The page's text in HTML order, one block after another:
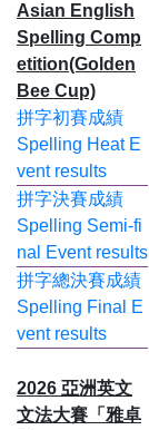
Asian English
Spelling Comp
etition(Golden
Bee Cup)
拼字初賽成績
Spelling Heat E
vent results
拼字決賽成績
Spelling Semi-fi
nal Event results
拼字總決賽成績
Spelling Final E
vent results
2026 亞洲英文
文法大賽「雅卓